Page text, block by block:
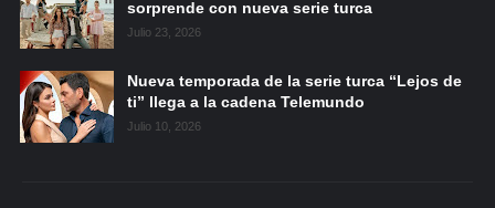
sorprende con nueva serie turca
Julio 23, 2026
Nueva temporada de la serie turca “Lejos de
ti” llega a la cadena Telemundo
Julio 10, 2026